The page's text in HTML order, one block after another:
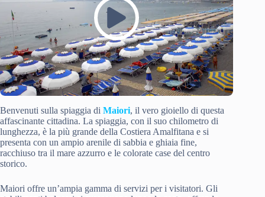
Benvenuti sulla spiaggia di Maiori, il vero gioiello di questa
affascinante cittadina. La spiaggia, con il suo chilometro di
lunghezza, è la più grande della Costiera Amalfitana e si
presenta con un ampio arenile di sabbia e ghiaia fine,
racchiuso tra il mare azzurro e le colorate case del centro
storico.
Maiori offre un’ampia gamma di servizi per i visitatori. Gli